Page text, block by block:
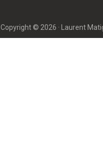
Copyright © 2026 · Laurent